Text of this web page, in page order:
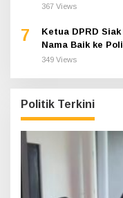
367 Views
7
Ketua DPRD
Nama Baik ke
349 Views
Politik Terkini